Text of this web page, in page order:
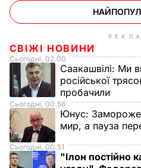
СВІЖІ НОВИНИ
Сьогодні, 02.00
Саакашвілі: Ми
російської
пробачили
Сьогодні, 00.56
Юнус:
мир, а пауза
Сьогодні, 00.51
"Ілон постійно